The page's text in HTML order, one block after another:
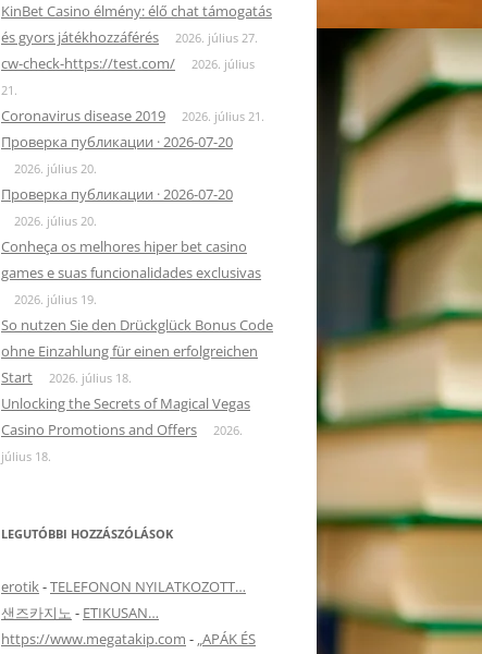
KinBet Casino élmény: élő chat támogatás
és gyors játékhozzáférés
2026. július 27.
cw-check-https://test.com/
2026. július
21.
Coronavirus disease 2019 2026. július 21.
Проверка публикации · 2026-07-20
2026. július 20.
Проверка публикации · 2026-07-20
2026. július 20.
Conheça os melhores hiper bet casino
games e suas funcionalidades exclusivas
2026. július 19.
So nutzen Sie den Drückglück Bonus Code
ohne Einzahlung für einen erfolgreichen
Start
2026. július 18.
Unlocking the Secrets of Magical Vegas
Casino Promotions and Offers
2026.
július 18.
LEGUTÓBBI HOZZÁSZÓLÁSOK
erotik-TELEFONON NYILATKOZOTT…
샌즈카지노 - ETIKUSAN…
https://www.megatakip.com - „APÁK ÉS